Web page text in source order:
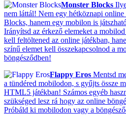
Monster Blocks
nem láttál! Nem egy hétköznapi
Blocks, hanem egy mobilon is
Irányítsd az érkező elemeket a
kell feltöltened az online játékban,
színű elemet kell összekapcsolnod a
böngésződben!
Flappy Eros Mentsd
a tündéred mobilodon, s gyűjts össze
HTML5 játékban! Számos egyéb
szükséged lesz rá hogy az online
Próbáld ki mobilodon vagy a